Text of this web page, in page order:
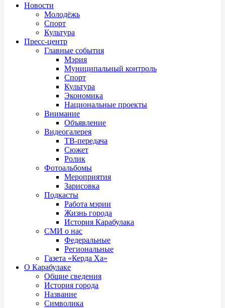
Новости
Молодёжь
Спорт
Культура
Пресс-центр
Главные события
Мэрия
Муниципальный контроль
Спорт
Культура
Экономика
Национальные проекты
Внимание
Объявление
Видеогалерея
ТВ-передача
Сюжет
Ролик
Фотоальбомы
Мероприятия
Зарисовка
Подкасты
Работа мэрии
Жизнь города
История Карабулака
СМИ о нас
Федеральные
Региональные
Газета «Керда Ха»
О Карабулаке
Общие сведения
История города
Название
Символика